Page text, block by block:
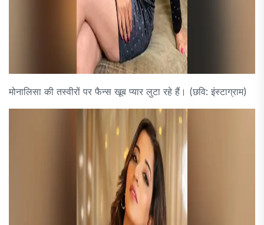
मोनालिसा की तस्वीरों पर फैन्स खूब प्यार लुटा रहे हैं। (छवि: इंस्टाग्राम)